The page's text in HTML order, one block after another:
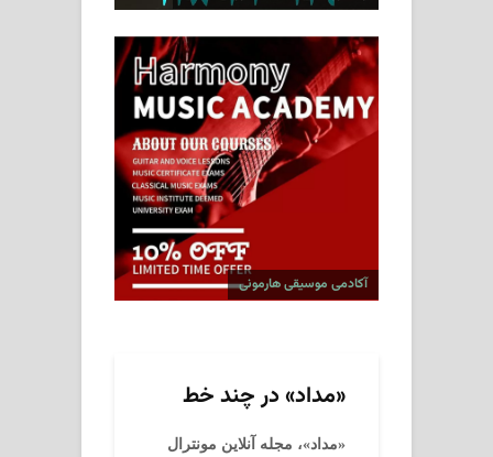
آکادمی موسیقی هارمونی
«مداد» در چند خط
«مداد»، مجله آنلاین مونترال